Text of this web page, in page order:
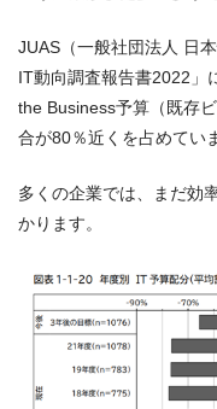
JUAS（一般社団法人 日
IT動向調査報告書2022」
the Business予算（既存
合が80％近くを占めてい
多くの企業では、まだ効
かります。